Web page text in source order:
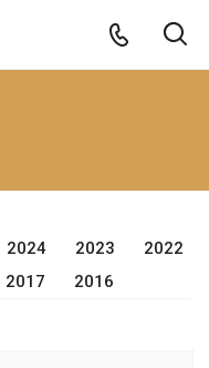
2024 2023
2022
2017 2016